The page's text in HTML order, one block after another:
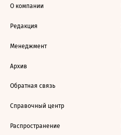
О компании
Редакция
Менеджмент
Архив
Обратная связь
Справочный центр
Распространение